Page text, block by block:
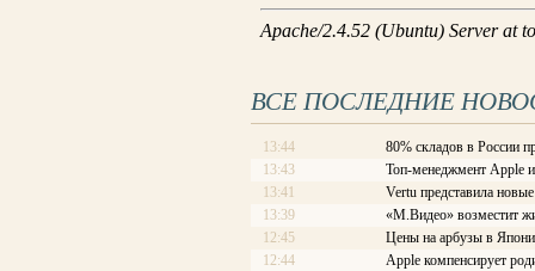
ВСЕ ПОСЛЕДНИЕ
13:44
80% складов в России
13:43
Топ-менеджмент Apple
13:41
Vertu представила
13:39
«М.Видео» возместит
12:45
Цены на арбузы в
12:44
Apple компенсирует